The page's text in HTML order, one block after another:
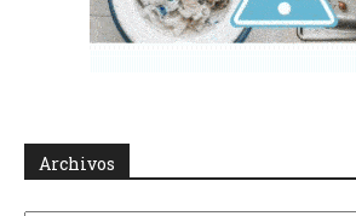
Archivos
Archivos